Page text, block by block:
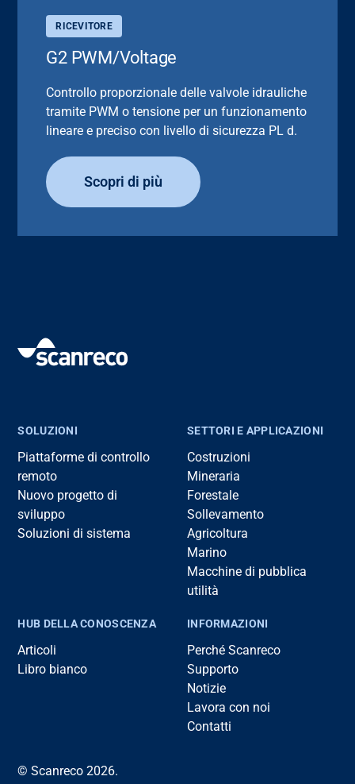
RICEVITORE
G2 PWM/Voltage
Controllo proporzionale delle valvole idrauliche
tramite PWM o tensione per un funzionamento
lineare e preciso con livello di sicurezza PL d.
Scopri di più
SOLUZIONI
Piattaforme di controllo
remoto
Nuovo progetto di
sviluppo
Soluzioni di sistema
SETTORI E APPLICAZIONI
Costruzioni
Mineraria
Forestale
Sollevamento
Agricoltura
Marino
Macchine di pubblica
utilità
HUB DELLA CONOSCENZA
Articoli
Libro bianco
INFORMAZIONI
Perché Scanreco
Supporto
Notizie
Lavora con noi
Contatti
© Scanreco 2026.